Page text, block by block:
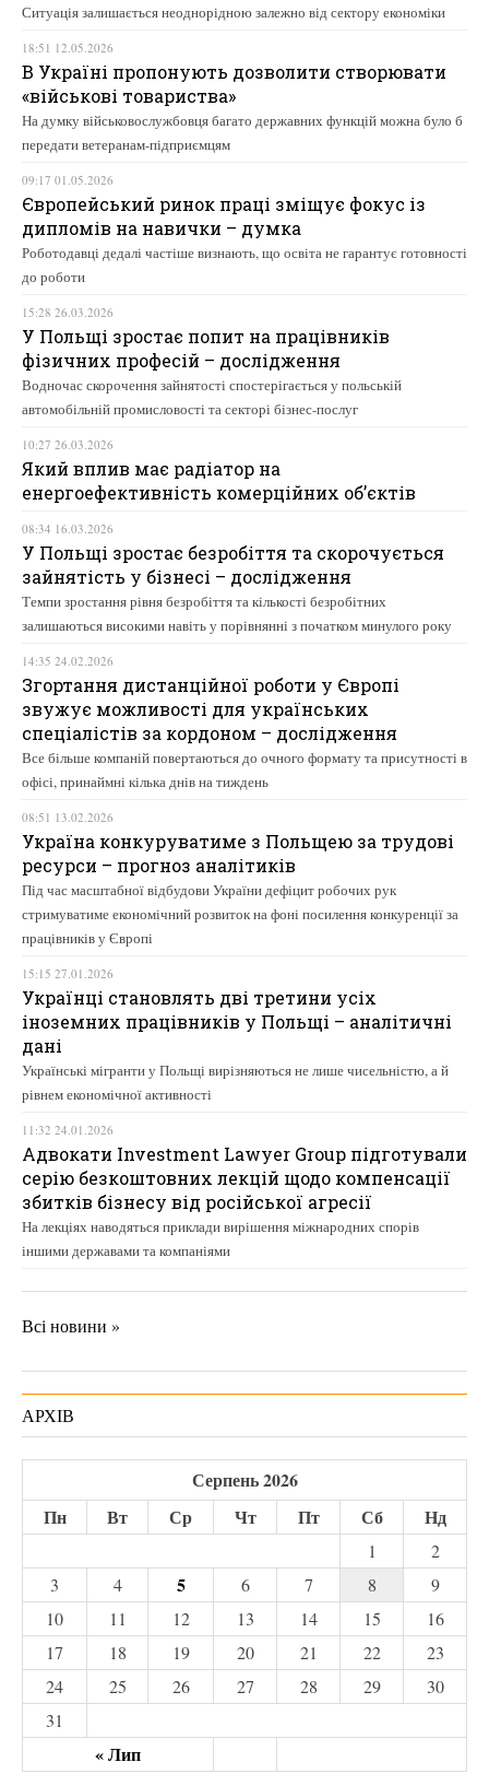
Ситуація залишається неоднорідною залежно від сектору економіки
18:51 12.05.2026
В Україні пропонують дозволити створювати
«військові товариства»
На думку військовослужбовця багато державних функцій можна було б
передати ветеранам-підприємцям
09:17 01.05.2026
Європейський ринок праці зміщує фокус із
дипломів на навички – думка
Роботодавці дедалі частіше визнають, що освіта не гарантує готовності
до роботи
15:28 26.03.2026
У Польщі зростає попит на працівників
фізичних професій – дослідження
Водночас скорочення зайнятості спостерігається у польській
автомобільній промисловості та секторі бізнес-послуг
10:27 26.03.2026
Який вплив має радіатор на
енергоефективність комерційних об’єктів
08:34 16.03.2026
У Польщі зростає безробіття та скорочується
зайнятість у бізнесі – дослідження
Темпи зростання рівня безробіття та кількості безробітних
залишаються високими навіть у порівнянні з початком минулого року
14:35 24.02.2026
Згортання дистанційної роботи у Європі
звужує можливості для українських
спеціалістів за кордоном – дослідження
Все більше компаній повертаються до очного формату та присутності в
офісі, принаймні кілька днів на тиждень
08:51 13.02.2026
Україна конкуруватиме з Польщею за трудові
ресурси – прогноз аналітиків
Під час масштабної відбудови України дефіцит робочих рук
стримуватиме економічний розвиток на фоні посилення конкуренції за
працівників у Європі
15:15 27.01.2026
Українці становлять дві третини усіх
іноземних працівників у Польщі – аналітичні
дані
Українські мігранти у Польщі вирізняються не лише чисельністю, а й
рівнем економічної активності
11:32 24.01.2026
Адвокати Investment Lawyer Group підготували
серію безкоштовних лекцій щодо компенсації
збитків бізнесу від російської агресії
На лекціях наводяться приклади вирішення міжнародних спорів
іншими державами та компаніями
Всі новини »
АРХІВ
Серпень 2026
Пн
Вт Ср Чт Пт Сб Нд
« Лип
1
2
3
4 5 6 7 8
9
10
11 12 13 14 15
16
17
18 19 20 21 22
23
24
25 26 27 28 29
30
31